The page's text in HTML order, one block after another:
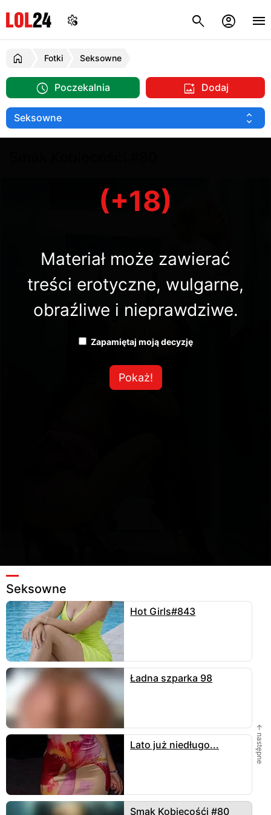
Fotki Seksowne
Poczekalnia Dodaj
(+18)
Materiał może zawierać
treści erotyczne, wulgarne,
obraźliwe i nieprawdziwe.
Zapamiętaj moją decyzję
Pokaż!
1 503 Wyślij Ulubione
iskra957 zamieściła fotkę
kB w kategoriiseksowne.Tagi:#lesbijki #piękno
#blondynki #brunetki #romantyczne
#szpilki
4 KOMENTARZE
Skomentuj
Seksowne
Hot Girls#843
Ładna szparka 98
Lato już niedługo...
Smak Kobiecośći #80
← następne